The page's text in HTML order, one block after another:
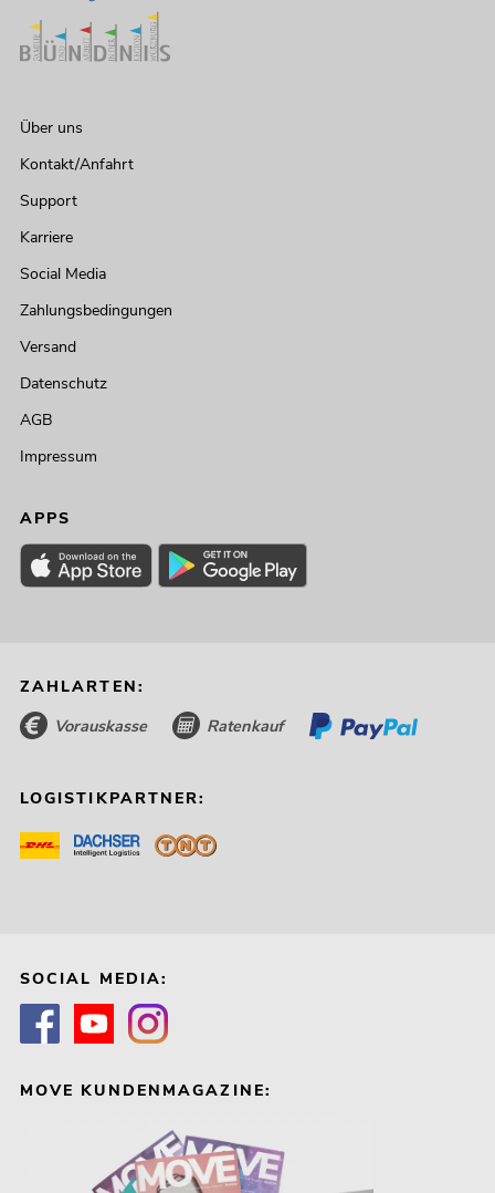
Über uns
Kontakt/Anfahrt
Support
Karriere
Social Media
Zahlungsbedingungen
Versand
Datenschutz
AGB
Impressum
APPS
ZAHLARTEN:
Vorauskasse Ratenkauf
LOGISTIKPARTNER:
SOCIAL MEDIA:
MOVE KUNDENMAGAZINE: